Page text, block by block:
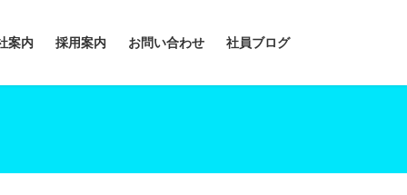
案内 採用案内 お問い合わせ 社員ブログ